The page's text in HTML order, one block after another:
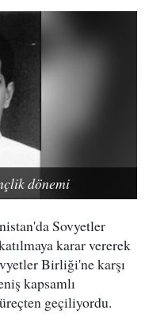
dönemi
Sovyetler
karar vererek
Birliği'ne karşı
kapsamlı
geçiliyordu.